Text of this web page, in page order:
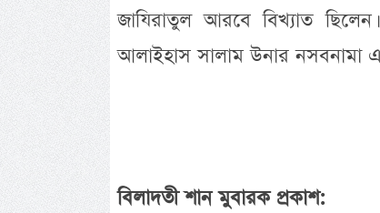
জাযিরাতুল আরবে বিখ্যাত
আলাইহাস সালাম উনার নসবনামা এক
বিলাদতী শান মুবারক প্রকাশ: